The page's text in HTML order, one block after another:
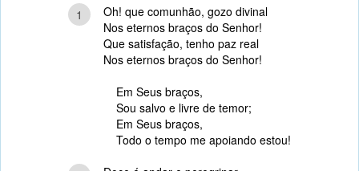
1
Oh! que comunhão, gozo divinal
Nos eternos braços do Senhor!
Que satisfação, tenho paz real
Nos eternos braços do Senhor!
Em Seus braços,
Sou salvo e livre de temor;
Em Seus braços,
Todo o tempo me apoiando estou!